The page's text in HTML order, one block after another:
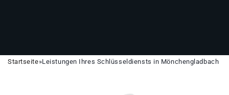
Startseite»Leistungen Ihres Schlüsseldiensts in Mönchengladbach